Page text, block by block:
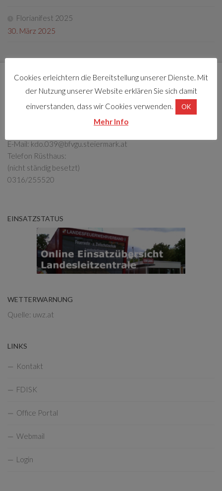
Florianifest 2025
30. März 2025
Feldkirchnerstraße 8
E-Mail: kdo.039@bfvgu.steiermark.at
Telefon Rüsthaus:
(nicht ständig besetzt)
0316/255520
EINSATZSTATUS
WETTERWARNUNG
Quelle: uwz.at
LINKS
Kontakt
FDISK
Office Portal
Webmail
Login
Cookies erleichtern die Bereitstellung unserer Dienste. Mit
der Nutzung unserer Website erklären Sie sich damit
einverstanden, dass wir Cookies verwenden.
OK
Mehr Info